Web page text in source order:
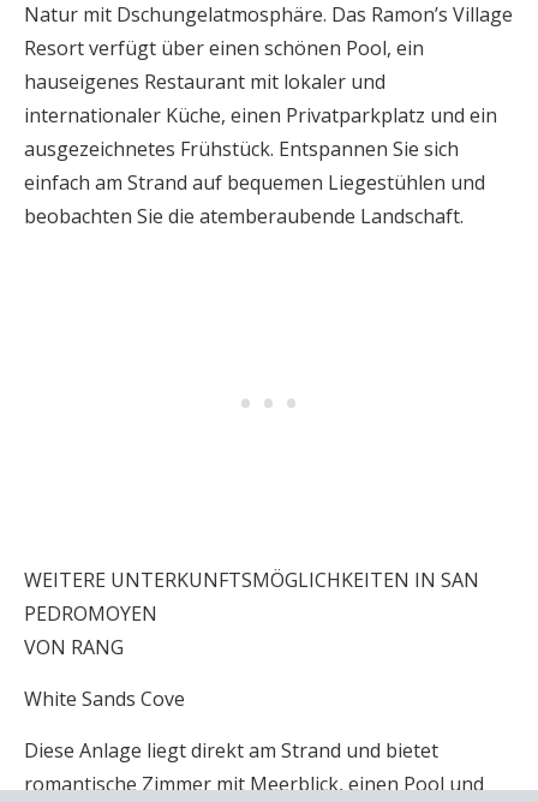
Natur mit Dschungelatmosphäre. Das Ramon’s Village
Resort verfügt über einen schönen Pool, ein
hauseigenes Restaurant mit lokaler und
internationaler Küche, einen Privatparkplatz und ein
ausgezeichnetes Frühstück. Entspannen Sie sich
einfach am Strand auf bequemen Liegestühlen und
beobachten Sie die atemberaubende Landschaft.
WEITERE UNTERKUNFTSMÖGLICHKEITEN IN SAN
PEDROMOYEN
VON RANG
White Sands Cove
Diese Anlage liegt direkt am Strand und bietet
romantische Zimmer mit Meerblick, einen Pool und